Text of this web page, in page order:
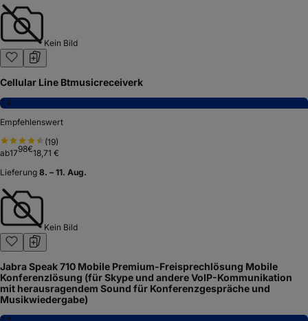
Kein Bild
Cellular Line Btmusicreceiverk
7,4
Empfehlenswert
(19)
ab1798€18,71 €
Lieferung 8. – 11. Aug.
Kein Bild
Jabra Speak 710 Mobile Premium-Freisprechlösung Mobile
Konferenzlösung (für Skype und andere VoIP-Kommunikation
mit herausragendem Sound für Konferenzgespräche und
Musikwiedergabe)